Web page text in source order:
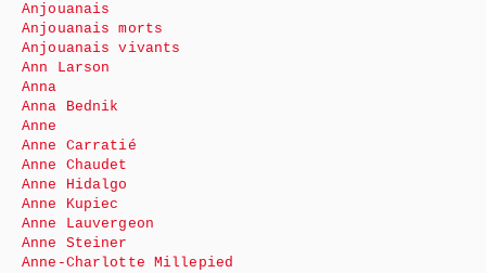
Anjouanais
Anjouanais morts
Anjouanais vivants
Ann Larson
Anna
Anna Bednik
Anne
Anne Carratié
Anne Chaudet
Anne Hidalgo
Anne Kupiec
Anne Lauvergeon
Anne Steiner
Anne-Charlotte Millepied